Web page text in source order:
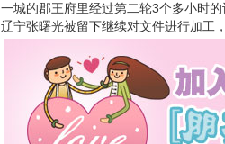
一城的郡王府里经过第二轮3个多小时
辽宁张曙光被留下继续对文件进行加工